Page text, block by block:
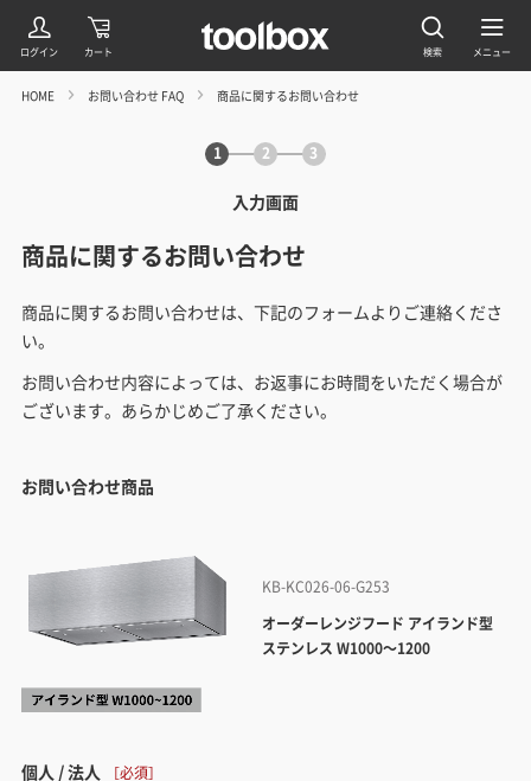
HOME お問い合わせ FAQ 商品に関するお問い合わせ
1 2 3
入力画面
商品に関するお問い合わせ
商品に関するお問い合わせは、下記のフォームよりご連絡くださ
い。
お問い合わせ内容によっては、お返事にお時間をいただく場合が
ございます。あらかじめご了承ください。
お問い合わせ商品
KB-KC026-06-G253
オーダーレンジフード アイランド型
ステンレス W1000～1200
個人 / 法人